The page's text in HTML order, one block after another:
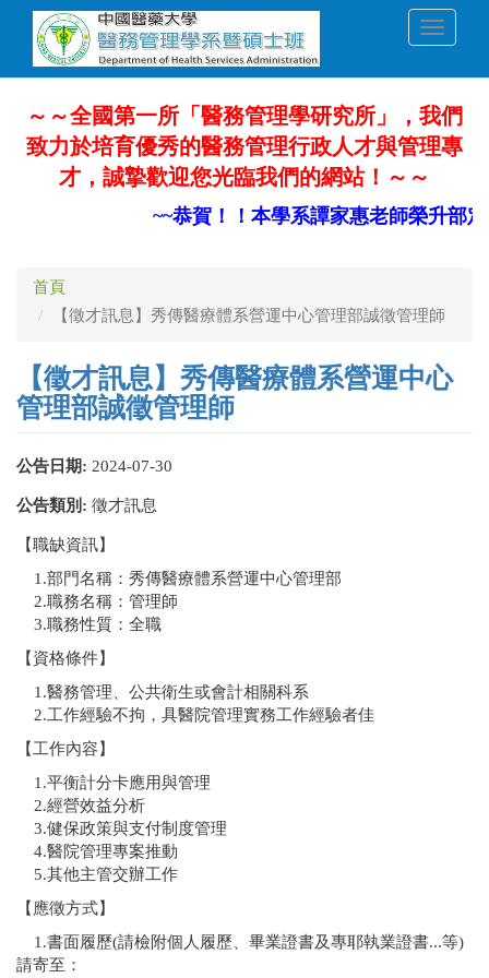
內
Toggle
～～全國第一所「醫務管理學研究所」，我們
致力於培育優秀的醫務管理行政人才與管理專
才，誠摯歡迎您光臨我們的網站！～～
~~恭賀！！本學系譚家惠老師榮升部定
首頁
【徵才訊息】秀傳醫療體系營運中心管理部誠徵管理師
【徵才訊息】秀傳醫療體系營運中心
管理部誠徵管理師
公告日期: 2024-07-30
公告類別: 徵才訊息
【職缺資訊】
1.部門名稱：秀傳醫療體系營運中心管理部
2.職務名稱：管理師
3.職務性質：全職
【資格條件】
1.醫務管理、公共衛生或會計相關科系
2.工作經驗不拘，具醫院管理實務工作經驗者佳
【工作內容】
1.平衡計分卡應用與管理
2.經營效益分析
3.健保政策與支付制度管理
4.醫院管理專案推動
5.其他主管交辦工作
【應徵方式】
1.書面履歷(請檢附個人履歷、畢業證書及專耶執業證書...等)
請寄至：